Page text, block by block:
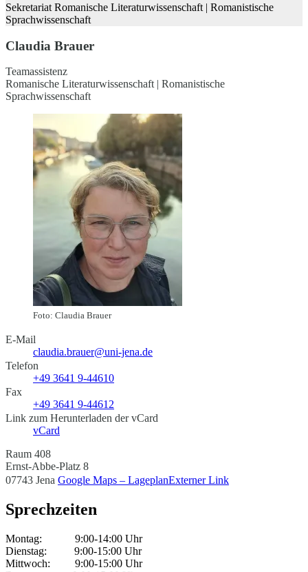
Sekretariat Romanische Literaturwissenschaft | Romanistische
Sprachwissenschaft
Claudia Brauer
Teamassistenz
Romanische Literaturwissenschaft | Romanistische
Sprachwissenschaft
Foto: Claudia Brauer
E-Mail
claudia.brauer@uni-jena.de
Telefon
+49 3641 9-44610
Fax
+49 3641 9-44612
Link zum Herunterladen der vCard
vCard
Raum 408
Ernst-Abbe-Platz 8
07743 Jena Google Maps – LageplanExterner Link
Sprechzeiten
Montag: 9:00-14:00 Uhr
Dienstag: 9:00-15:00 Uhr
Mittwoch: 9:00-15:00 Uhr